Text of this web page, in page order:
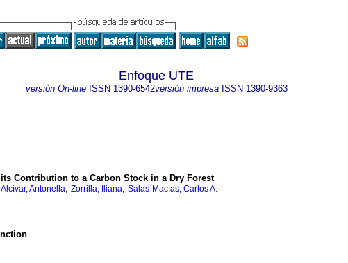
Enfoque UTE
versión On-lineISSN 1390-6542versión impresaISSN 1390-9363
Contribution to a Carbon Stock in a Dry Forest
Alcívar, Antonella; Zorrilla, Iliana; Salas-Macías, Carlos A.